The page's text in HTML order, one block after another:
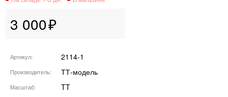
3 000
Артикул 2114-1
Производитель ТТ-модель
Масштаб TT